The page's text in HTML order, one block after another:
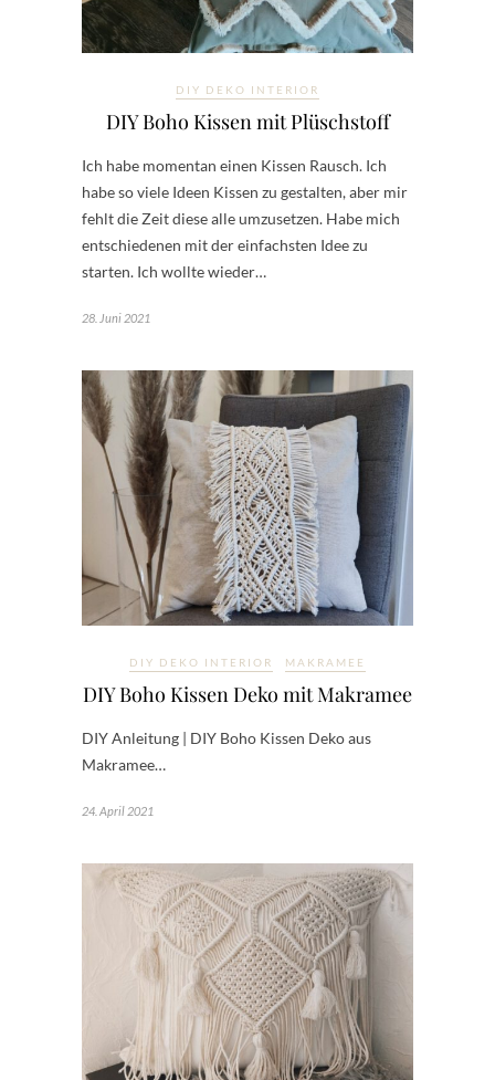
DIY DEKO INTERIOR
DIY Boho Kissen mit Plüschstoff
Ich habe momentan einen Kissen Rausch. Ich
habe so viele Ideen Kissen zu gestalten, aber mir
fehlt die Zeit diese alle umzusetzen. Habe mich
entschiedenen mit der einfachsten Idee zu
starten. Ich wollte wieder…
28. Juni 2021
DIY DEKO INTERIOR MAKRAMEE
DIY Boho Kissen Deko mit Makramee
DIY Anleitung | DIY Boho Kissen Deko aus
Makramee…
24. April 2021